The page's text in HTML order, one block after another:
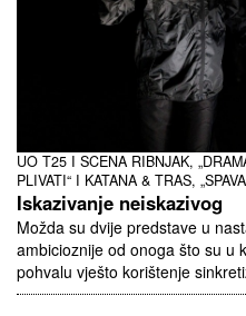
UO T25 I SCENA RIBNJAK,
PLIVATI“ I KATANA & TRAS,
Iskazivanje neiskazivog
Možda su dvije predstave u
ambicioznije od onoga što su u
pohvalu vješto korištenje